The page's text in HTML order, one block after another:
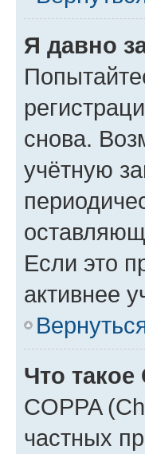
Я давно
снова.
учётную
Если это
активнее
Что такое
COPPA
частных